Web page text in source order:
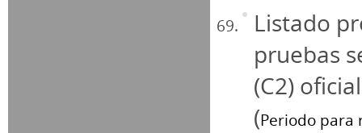
Listado
pruebas
(C2)
(Periodo para